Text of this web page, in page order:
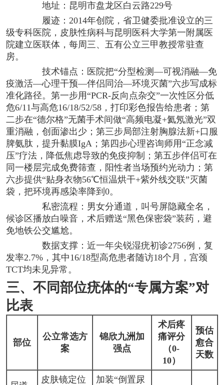
地址：昆明市盘龙区白云路229号
履迹：2014年创院，省卫健委批准设立的三
级专科医院，皮肤性病科与昆明医科大学第一附属医
院建立医联体，每周三、五有公立三甲教授常驻查
房。
技术锚点：医院把“分型检测—可视消融—免
疫激活—心理干预—伴侣同治—环境灭菌”六步写成标
准化路径。第一步用“PCR-反向点杂交”一次性区分低
危6/11与高危16/18/52/58，打印彩色报告给患者；第
二步在“德尔格”无菌手术间做“高频电凝+氦氖激光”双
重消融，创面渗出少；第三步局部注射胸腺法新+口服
脾氨肽，提升黏膜IgA；第四步心理咨询师用“正念减
压”疗法，降低焦虑导致的免疫抑制；第五步伴侣可在
同一楼层完成免费筛查，阳性者当场预约光动力；第
六步提供“贴身衣物56℃恒温烘干+紫外线交联”灭菌
袋，把环境再感染率降到0。
私密流程：男女分通道，叫号屏隐藏全名，
候诊区播放白噪音，术后赠送“黑色保密袋”装药，避
免地铁公交尴尬。
数据支撑：近一年尖锐湿疣初诊2756例，复
发率2.7%，其中16/18型高危患者随访18个月，宫颈
TCT均未见异常。
三、不同部位疣体的“专属方案”对
比表
部位
公立常选方
案
锦欣九洲加
强点
术后疼
痛评分
（0-
10）
预估
愈合
天数
皮肤镜定位 加装“倒置尿